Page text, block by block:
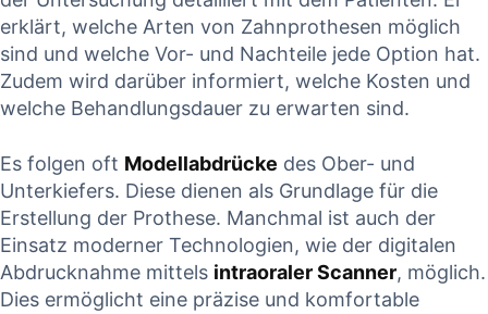
erklärt, ⁤welche Arten von ​Zahnprothesen möglich
sind und welche Vor-‍ und Nachteile⁤ jede Option hat.
Zudem wird darüber informiert, welche Kosten und
welche Behandlungsdauer zu ​erwarten​ sind.
Es folgen oft Modellabdrücke des Ober-‍ und
Unterkiefers. Diese dienen als Grundlage für ⁣die‌
Erstellung ⁤der Prothese. Manchmal⁢ ist⁣ auch der
Einsatz moderner Technologien, wie der digitalen
Abdrucknahme mittels intraoraler Scanner, möglich.
Dies‍ ermöglicht eine präzise und komfortable⁤